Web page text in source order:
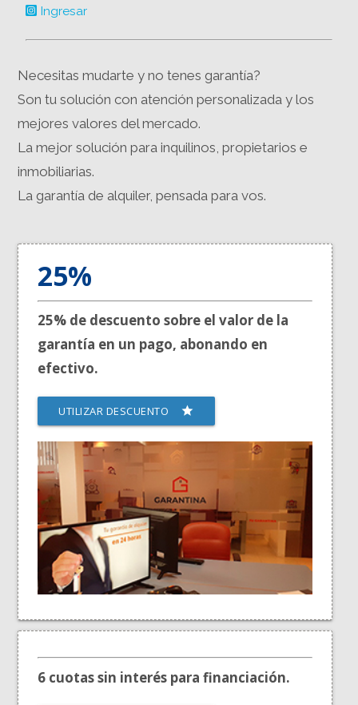
Ingresar
Necesitas mudarte y no tenes garantía?
Son tu solución con atención personalizada y los
mejores valores del mercado.
La mejor solución para inquilinos, propietarios e
inmobiliarias.
La garantía de alquiler, pensada para vos.
25%
25% de descuento sobre el valor de la
garantía en un pago, abonando en
efectivo.
star
UTILIZAR DESCUENTO
6 cuotas sin interés para financiación.